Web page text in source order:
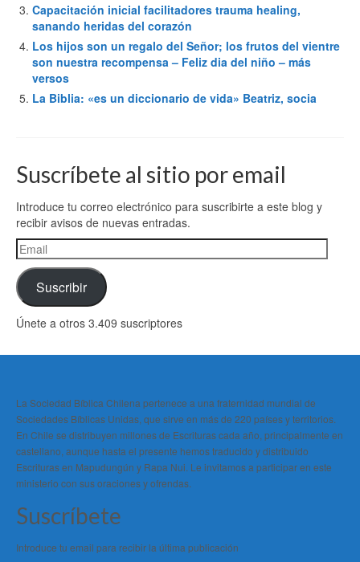
Capacitación inicial facilitadores trauma healing,
sanando heridas del corazón
Los hijos son un regalo del Señor; los frutos del vientre
son nuestra recompensa – Feliz dia del niño – más
versos
La Biblia: «es un diccionario de vida» Beatriz, socia
Suscríbete al sitio por email
Introduce tu correo electrónico para suscribirte a este blog y
recibir avisos de nuevas entradas.
Email
Suscribir
Únete a otros 3.409 suscriptores
La Sociedad Bíblica Chilena pertenece a una fraternidad mundial de
Sociedades Bíblicas Unidas, que sirve en más de 220 países y territorios.
En Chile se distribuyen millones de Escrituras cada año, principalmente en
castellano, aunque hasta el presente hemos traducido y distribuido
Escrituras en Mapudungún y Rapa Nui. Le invitamos a participar en este
ministerio con sus oraciones y ofrendas.
Suscríbete
Introduce tu email para recibir la última publicación